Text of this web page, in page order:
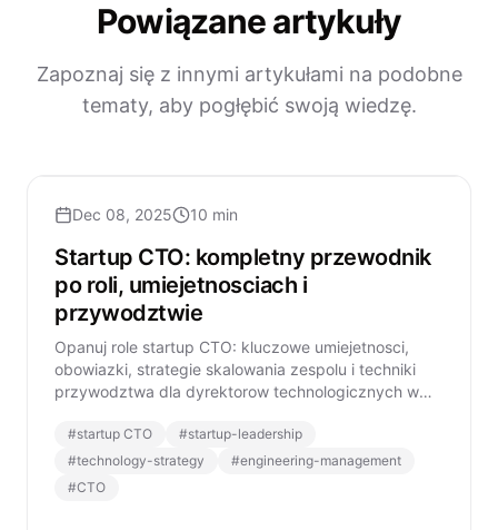
Powiązane artykuły
Zapoznaj się z innymi artykułami na podobne
tematy, aby pogłębić swoją wiedzę.
Dec 08, 2025 10 min
Startup CTO: kompletny przewodnik
po roli, umiejetnosciach i
przywodztwie
Opanuj role startup CTO: kluczowe umiejetnosci,
obowiazki, strategie skalowania zespolu i techniki
przywodztwa dla dyrektorow technologicznych w
#startup CTO #startup-leadership
#technology-strategy #engineering-management
#CTO